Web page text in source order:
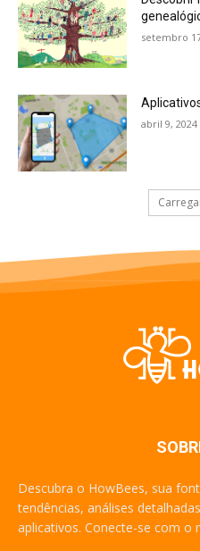
setembro
abril 9, 2024
Descubra o HowBees, sua
tendências, análises
aplicativos. Conecte-se com o